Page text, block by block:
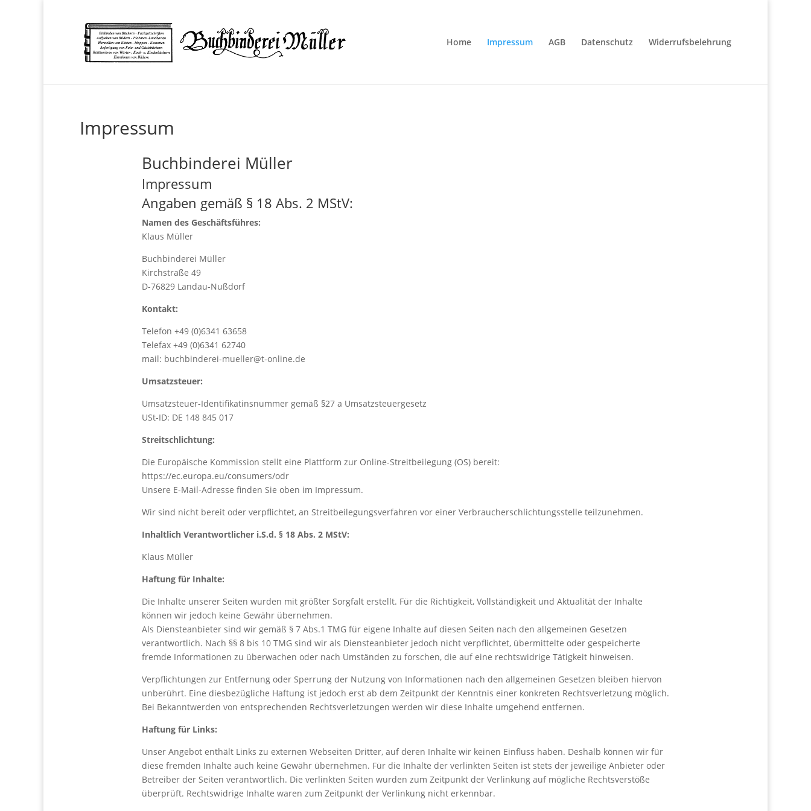
Home Impressum AGB Datenschutz Widerrufsbelehrung
Impressum
Buchbinderei Müller
Impressum
Angaben gemäß § 18 Abs. 2 MStV:
Namen des Geschäftsführes:
Klaus Müller
Buchbinderei Müller
Kirchstraße 49
D-76829 Landau-Nußdorf
Kontakt:
Telefon +49 (0)6341 63658
Telefax +49 (0)6341 62740
mail: buchbinderei-mueller@t-online.de
Umsatzsteuer:
Umsatzsteuer-Identifikatinsnummer gemäß §27 a Umsatzsteuergesetz
USt-ID: DE 148 845 017
Streitschlichtung:
Die Europäische Kommission stellt eine Plattform zur Online-Streitbeilegung (OS) bereit:
https://ec.europa.eu/consumers/odr
Unsere E-Mail-Adresse finden Sie oben im Impressum.
Wir sind nicht bereit oder verpflichtet, an Streitbeilegungsverfahren vor einer Verbraucherschlichtungsstelle teilzunehmen.
Inhaltlich Verantwortlicher i.S.d. § 18 Abs. 2 MStV:
Klaus Müller
Haftung für Inhalte:
Die Inhalte unserer Seiten wurden mit größter Sorgfalt erstellt. Für die Richtigkeit, Vollständigkeit und Aktualität der Inhalte
können wir jedoch keine Gewähr übernehmen.
Als Diensteanbieter sind wir gemäß § 7 Abs.1 TMG für eigene Inhalte auf diesen Seiten nach den allgemeinen Gesetzen
verantwortlich. Nach §§ 8 bis 10 TMG sind wir als Diensteanbieter jedoch nicht verpflichtet, übermittelte oder gespeicherte
fremde Informationen zu überwachen oder nach Umständen zu forschen, die auf eine rechtswidrige Tätigkeit hinweisen.
Verpflichtungen zur Entfernung oder Sperrung der Nutzung von Informationen nach den allgemeinen Gesetzen bleiben hiervon
unberührt. Eine diesbezügliche Haftung ist jedoch erst ab dem Zeitpunkt der Kenntnis einer konkreten Rechtsverletzung möglich.
Bei Bekanntwerden von entsprechenden Rechtsverletzungen werden wir diese Inhalte umgehend entfernen.
Haftung für Links:
Unser Angebot enthält Links zu externen Webseiten Dritter, auf deren Inhalte wir keinen Einfluss haben. Deshalb können wir für
diese fremden Inhalte auch keine Gewähr übernehmen. Für die Inhalte der verlinkten Seiten ist stets der jeweilige Anbieter oder
Betreiber der Seiten verantwortlich. Die verlinkten Seiten wurden zum Zeitpunkt der Verlinkung auf mögliche Rechtsverstöße
überprüft. Rechtswidrige Inhalte waren zum Zeitpunkt der Verlinkung nicht erkennbar.